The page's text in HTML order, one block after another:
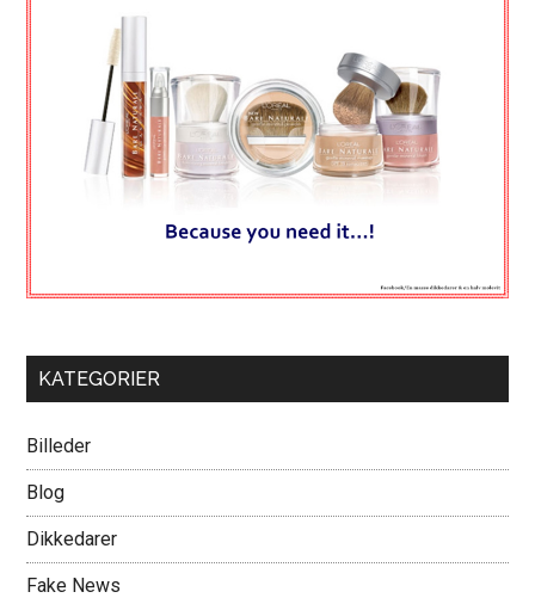
KATEGORIER
Billeder
Blog
Dikkedarer
Fake News